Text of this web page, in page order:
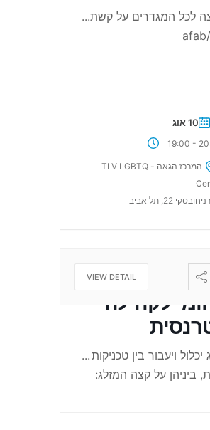
לכל המגדרים על קשת...
10 אוג
19:00 -
המרכז הגאה - TLV LGBTQ
22, תל אביב
אומנות רב
לקהילה
יכלול ויעבור בין טכניקות
ביניהן על קצה המזלג:
...
VIEW DETAIL